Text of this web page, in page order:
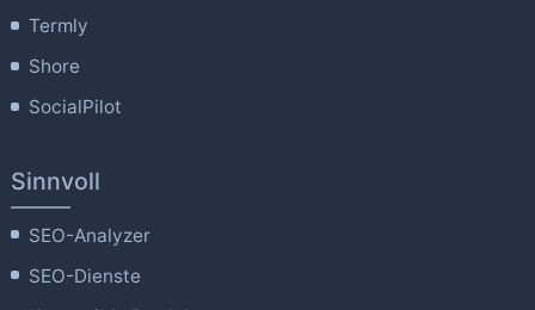
Termly
Shore
SocialPilot
Sinnvoll
SEO-Analyzer
SEO-Dienste